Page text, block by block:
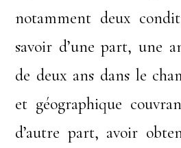
notamment deux
savoir d’une part, une
de deux ans dans le
et géographique
d’autre part, avoir